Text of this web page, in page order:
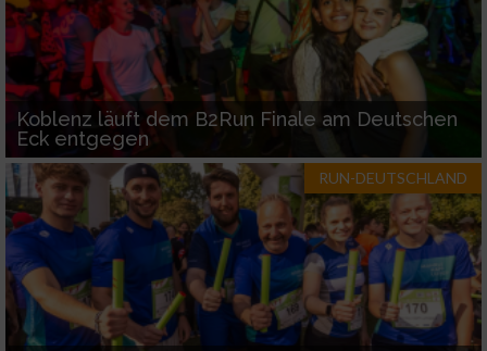
Koblenz läuft dem B2Run Finale am Deutschen
Eck entgegen
RUN-DEUTSCHLAND